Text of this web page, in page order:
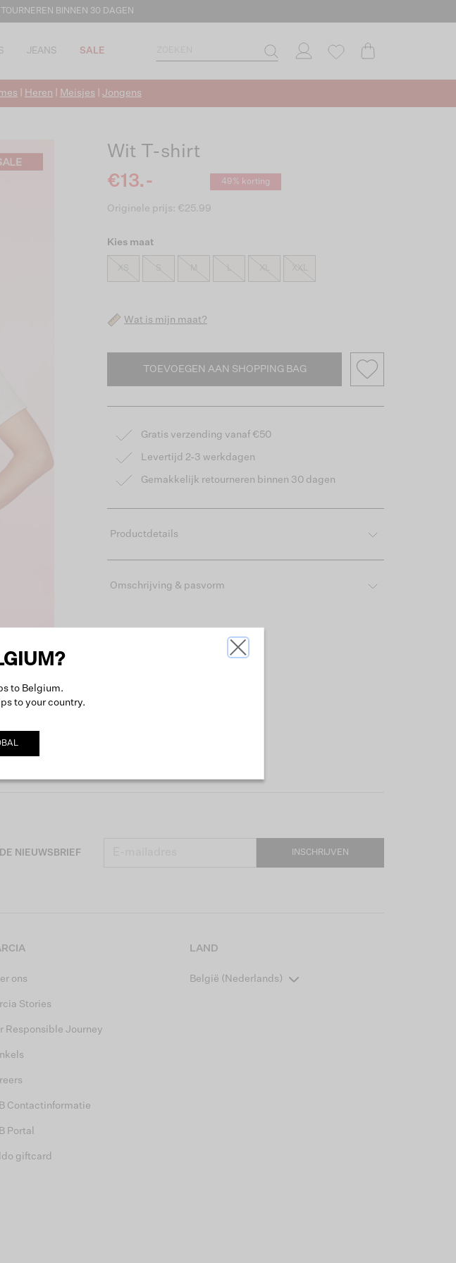
BINNEN 30 DAGEN
JEANS SALE
Heren Meisjes Jongens
Wit T-shirt
€13.-
49% korting
Originele prijs: €25.99
Kies maat
XS M XL XXL
Wat is mijn maat?
TOEVOEGEN AAN SHOPPING BAG
Gratis verzending vanaf €50
Levertijd 2-3 werkdagen
Gemakkelijk retourneren binnen 30 dagen
Productdetails
Omschrijving & pasvorm
NIEUWSBRIEF INSCHRIJVEN
ons
Stories
Responsible Journey
Contactinformatie
Portal
giftcard
LAND
België (Nederlands)
to Belgium.
to your country.